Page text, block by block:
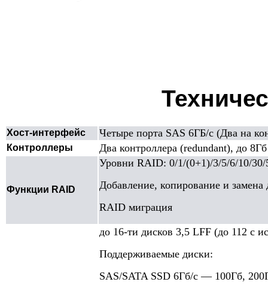
Хост-интерфейс Четыре порта SAS 6ГБ/с (Два на
Контроллеры Два контроллера (redundant), до
Функции RAID
Уровни RAID: 0/1/(0+1)/3/5/6/10/30/
Добавление, копирование и
RAID миграция
до 16-ти дисков 3,5 LFF (до 112 с
Поддерживаемые диски:
SAS/SATA SSD 6Гб/с — 100Гб,